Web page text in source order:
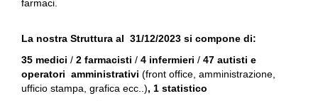
farmaci.
La nostra Struttura al 31/12/2023 si compone di:
35 medici / 2 farmacisti / 4 infermieri / 47 autisti e
operatori amministrativi (front office, amministrazione,
ufficio stampa, grafica ecc..), 1 statistico